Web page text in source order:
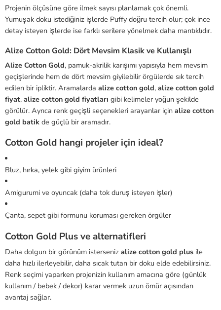
Projenin ölçüsüne göre ilmek sayısı planlamak çok önemli.
Yumuşak doku istediğiniz işlerde Puffy doğru tercih olur; çok ince
detay isteyen işlerde ise farklı serilere yönelmek daha mantıklıdır.
Alize Cotton Gold: Dört Mevsim Klasik ve Kullanışlı
Alize Cotton Gold, pamuk-akrilik karışımı yapısıyla hem mevsim
geçişlerinde hem de dört mevsim giyilebilir örgülerde sık tercih
edilen bir ipliktir. Aramalarda alize cotton gold, alize cotton gold
fiyat, alize cotton gold fiyatları gibi kelimeler yoğun şekilde
görülür. Ayrıca renk geçişli seçenekleri arayanlar için alize cotton
gold batik de güçlü bir aramadır.
Cotton Gold hangi projeler için ideal?
Bluz, hırka, yelek gibi giyim ürünleri
Amigurumi ve oyuncak (daha tok duruş isteyen işler)
Çanta, sepet gibi formunu koruması gereken örgüler
Cotton Gold Plus ve alternatifleri
Daha dolgun bir görünüm isterseniz alize cotton gold plus ile
daha hızlı ilerleyebilir, daha sıcak tutan bir doku elde edebilirsiniz.
Renk seçimi yaparken projenizin kullanım amacına göre (günlük
kullanım / bebek / dekor) karar vermek uzun ömür açısından
avantaj sağlar.